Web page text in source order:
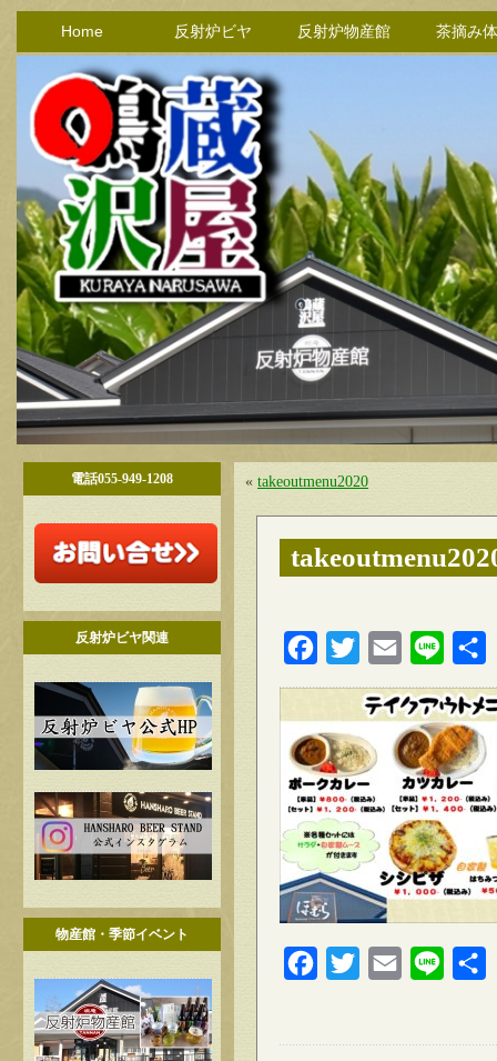
Home 反射炉ビヤ 反射炉物産館 茶摘み
電話055-949-1208
反射炉ビヤ関連
物産館・季節イベント
« takeoutmenu2020
FacebookTwitter Email Line
FacebookTwitter Email Line